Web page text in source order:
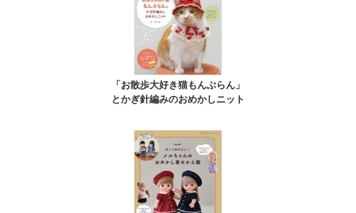
「お散歩大好き猫もんぶらん」
とかぎ針編みのおめかしニット